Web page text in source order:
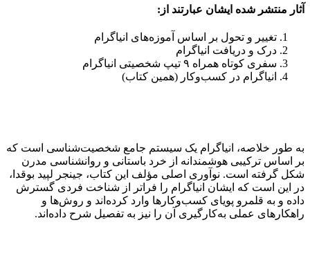
آثار منتشر شده ایشان عبارتند از:
تغییر و تحول بر اساس آموزه‌های انیاگرام
درک و دریافت انیاگرام
سفری کوتاه همراه ۹ تیپ شخصیتی انیاگرام
انیاگرام در کسب‌وکار (همین کتاب)
به طور خلاصه، انیاگرام یک سیستم جامع شخصیت‌شناسی است که
بر اساس ترکیبی هوشمندانه از خرد باستانی و روانشناسی مدرن
شکل گرفته است. نوآوری اصلی مؤلف این کتاب، جینجر لپید بوقدا،
در این است که ایشان انیاگرام را فراتر از شناخت فردی گسترش
داده و به قلمرو پویای کسب‌وکارها وارد کرده‌اند و روش‌ها و
راهکارهای عملی به‌کارگیری آن را نیز به تفصیل شرح داده‌اند.